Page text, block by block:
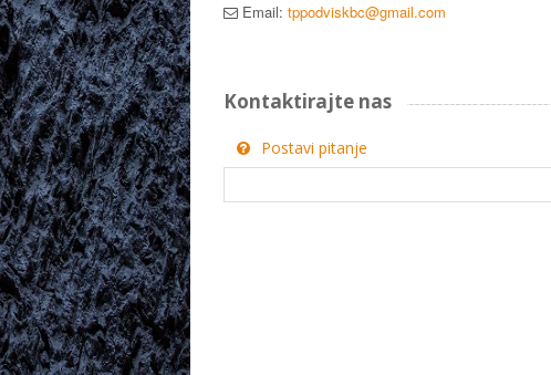
Email: tppodviskbc@gmail.com
Kontaktirajte nas
Postavi pitanje